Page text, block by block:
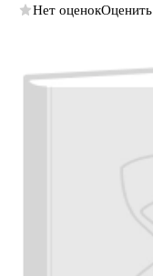
Нет оценокОценить